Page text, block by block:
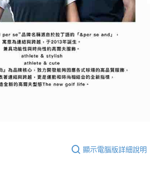
顯示電腦版詳細說明